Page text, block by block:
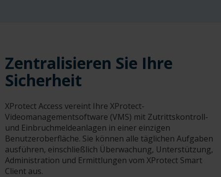
Zentralisieren Sie Ihre
Sicherheit
XProtect Access vereint Ihre XProtect-
Videomanagementsoftware (VMS) mit Zutrittskontroll-
und Einbruchmeldeanlagen in einer einzigen
Benutzeroberfläche. Sie können alle täglichen Aufgaben
ausführen, einschließlich Überwachung, Unterstützung,
Administration und Ermittlungen vom XProtect Smart
Client aus.